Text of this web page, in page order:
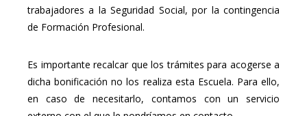
trabajadores a la Seguridad Social, por la contingencia
de Formación Profesional.
Es importante recalcar que los trámites para acogerse a
dicha bonificación no los realiza esta Escuela. Para ello,
en caso de necesitarlo, contamos con un servicio